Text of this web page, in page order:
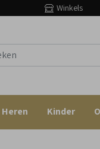
Winkels
Heren Kinder